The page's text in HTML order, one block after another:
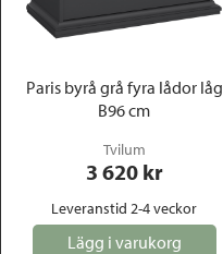
Outlet
Paris byrå grå fyra lådor låg
B96 cm
Tvilum
3 620 kr
Leveranstid 2-4 veckor
Lägg i varukorg